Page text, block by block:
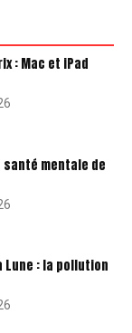
: Mac et iPad
mentale de
Lune : la pollution